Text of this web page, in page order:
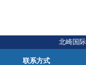
北崎国
联系方式